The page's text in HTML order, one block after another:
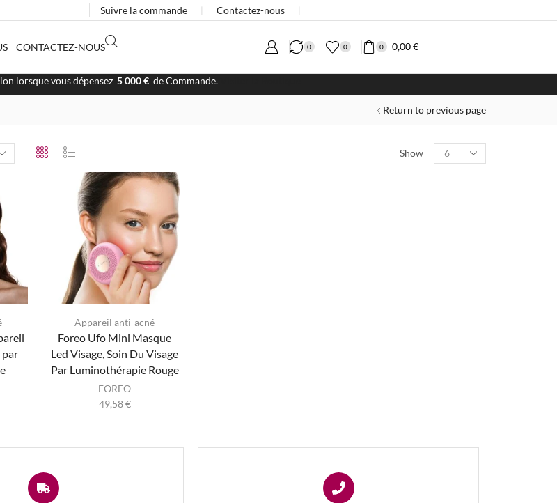
Suivre la commande Contactez-nous
CONTACTEZ-NOUS 0 0 0 0,00€
lorsque vous dépensez 5 000 € de Commande.
Return to previous page
Show
par
Appareil anti-acné
Foreo Ufo Mini Masque
Led Visage, Soin Du Visage
Par Luminothérapie Rouge
FOREO
49,58€